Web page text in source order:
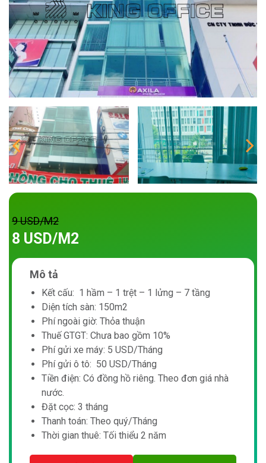
9 USD/M2
8 USD/M2
Mô tả
Kết cấu: 1 hầm – 1 trệt – 1 lửng – 7 tầng
Diện tích sàn: 150m2
Phí ngoài giờ: Thỏa thuận
Thuế GTGT: Chưa bao gồm 10%
Phí gửi xe máy: 5 USD/Tháng
Phí gửi ô tô: 50 USD/Tháng
Tiền điện: Có đồng hồ riêng. Theo đơn giá nhà
nước.
Đặt cọc: 3 tháng
Thanh toán: Theo quý/Tháng
Thời gian thuê: Tối thiểu 2 năm